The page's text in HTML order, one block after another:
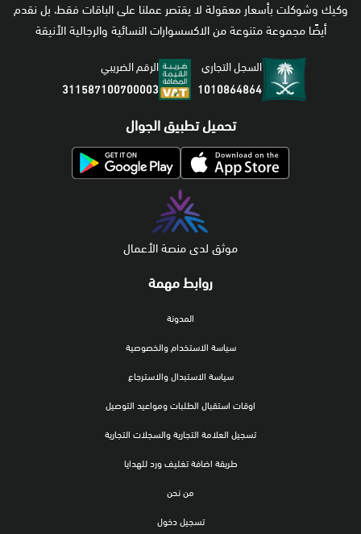
روابط مهمة
المدونة
سياسة الاستخدام والخصوصية
سياسة الاستبدال والاسترجاع
اوقات استقبال الطلبات ومواعيد التوصيل
تسجيل العلامة التجارية والسجلات التجارية
طريقة اضافة تغليف ورد للهدايا
من نحن
تسجيل دخول
وكيك وشوكلت بأسعار معقولة لا يقتصر عملنا على الباقات فقط، بل نقدم
أيضًا مجموعة متنوعة من الاكسسوارات النسائية والرجالية الأنيقة
السجل التجاري
1010864864
الرقم الضريبي
311587100700003
تحميل تطبيق الجوال
موثق لدى منصة الأعمال